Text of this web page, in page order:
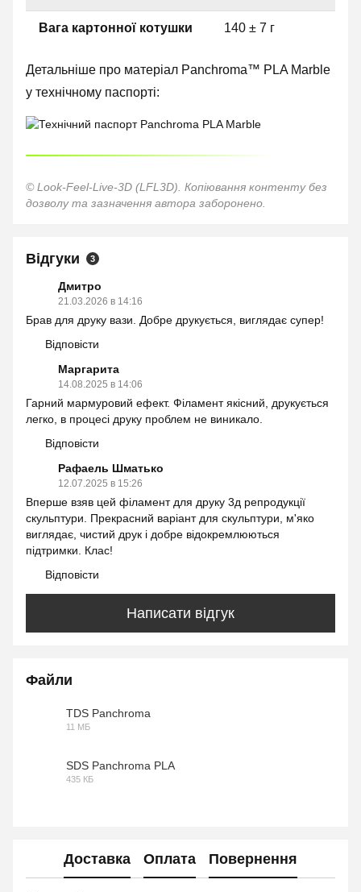
Вага картонної котушки 140 ± 7 г
Детальніше про матеріал Panchroma™ PLA Marble
у технічному паспорті:
© Look-Feel-Live-3D (LFL3D). Копіювання контенту без
дозволу та зазначення автора заборонено.
Відгуки 3
Дмитро
21.03.2026 в 14:16
Брав для друку вази. Добре друкується, виглядає супер!
Відповісти
Маргарита
14.08.2025 в 14:06
Гарний мармуровий ефект. Філамент якісний, друкується
легко, в процесі друку проблем не виникало.
Відповісти
Рафаель Шматько
12.07.2025 в 15:26
Вперше взяв цей філамент для друку 3д репродукції
скульптури. Прекрасний варіант для скульптури, м'яко
виглядає, чистий друк і добре відокремлюються
підтримки. Клас!
Відповісти
Написати відгук
Файли
TDS Panchroma
11 МБ
SDS Panchroma PLA
435 КБ
Доставка Оплата Повернення